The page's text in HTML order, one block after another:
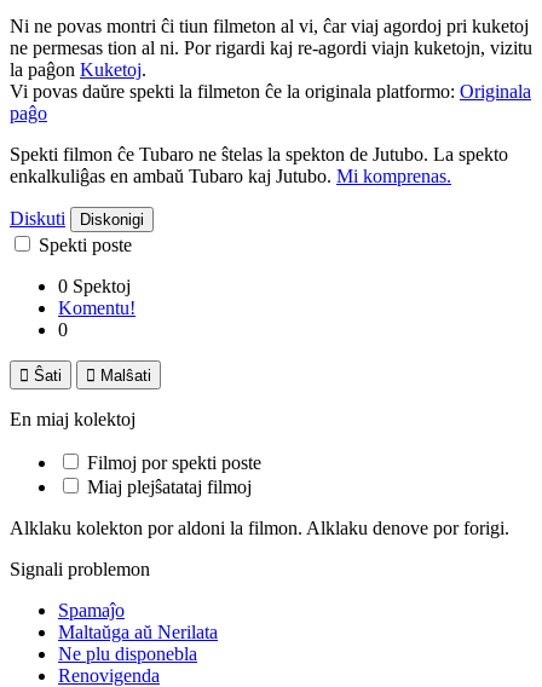
Ni ne povas montri ĉi tiun filmeton al vi, ĉar viaj agordoj pri kuketoj
ne permesas tion al ni. Por rigardi kaj re-agordi viajn kuketojn, vizitu
la paĝon Kuketoj.
Vi povas daŭre spekti la filmeton ĉe la originala platformo: Originala
paĝo
Spekti filmon ĉe Tubaro ne ŝtelas la spekton de Jutubo. La spekto
enkalkuliĝas en ambaŭ Tubaro kaj Jutubo. Mi komprenas.
Diskuti Diskonigi
Spekti poste
0 Spektoj
Komentu!
0
 Ŝati  Malŝati
En miaj kolektoj
Filmoj por spekti poste
Miaj plejŝatataj filmoj
Alklaku kolekton por aldoni la filmon. Alklaku denove por forigi.
Signali problemon
Spamaĵo
Maltaŭga aŭ Nerilata
Ne plu disponebla
Renovigenda